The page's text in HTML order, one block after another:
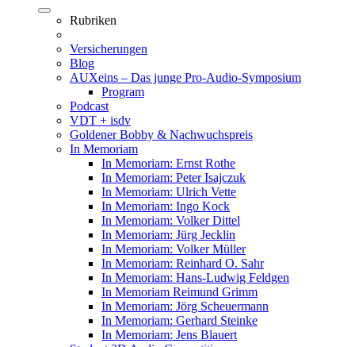
Rubriken
Versicherungen
Blog
AUXeins – Das junge Pro-Audio-Symposium
Program
Podcast
VDT + isdv
Goldener Bobby & Nachwuchspreis
In Memoriam
In Memoriam: Ernst Rothe
In Memoriam: Peter Isajczuk
In Memoriam: Ulrich Vette
In Memoriam: Ingo Kock
In Memoriam: Volker Dittel
In Memoriam: Jürg Jecklin
In Memoriam: Volker Müller
In Memoriam: Reinhard O. Sahr
In Memoriam: Hans-Ludwig Feldgen
In Memoriam Reimund Grimm
In Memoriam: Jörg Scheuermann
In Memoriam: Gerhard Steinke
In Memoriam: Jens Blauert